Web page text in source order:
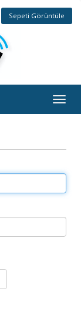
Sepeti Görüntüle